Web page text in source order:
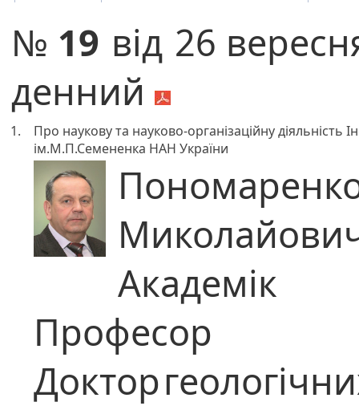
№ 19 від 26
денний
1.
Про наукову та науково-організаційну діяльність
ім.М.П.Семененка НАН України
Академік
Професор
Доктор